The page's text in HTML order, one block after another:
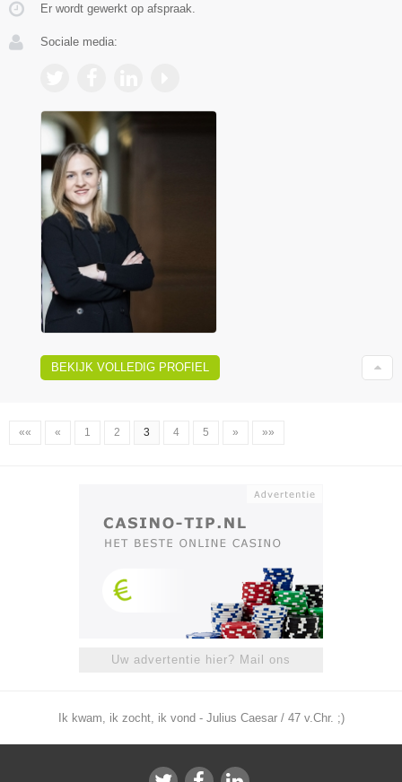
Er wordt gewerkt op afspraak.
Sociale media:
BEKIJK VOLLEDIG PROFIEL
«« « 1 2 3 4 5 » »»
Uw advertentie hier? Mail ons
Ik kwam, ik zocht, ik vond - Julius Caesar / 47 v.Chr. ;)